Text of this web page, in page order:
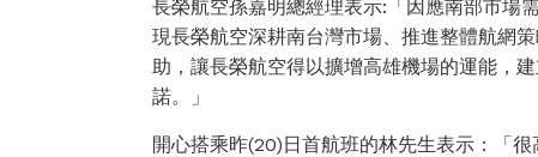
長榮航空孫嘉明總經理表示:「因應南部市場
現長榮航空深耕南台灣市場、推進整體航網
助，讓長榮航空得以擴增高雄機場的運能，
諾。」
開心搭乘昨(20)日首航班的林先生表示：「